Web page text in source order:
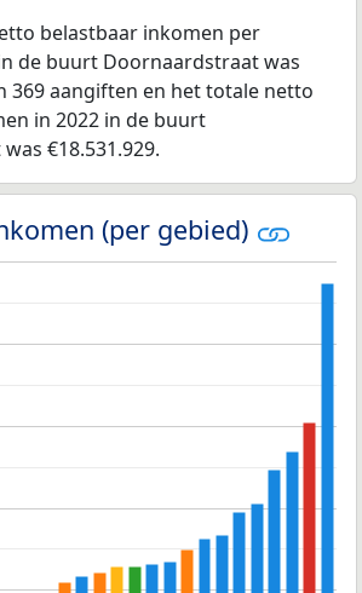
belastbaar inkomen per
de buurt Doornaardstraat was
369 aangiften en het totale netto
in 2022 in de buurt
€18.531.929.
(per gebied)